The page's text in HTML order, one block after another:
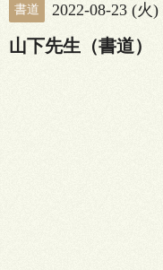
書道 2022-08-23 (火)
山下先生（書道）